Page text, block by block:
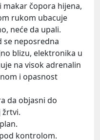
makar čopora hijena,
rukom ubacuje
neće da upali.
se neposredna
blizu, elektronika u
na visok adrenalin
i opasnost
da objasni do
žrtvi.
kontrolom.